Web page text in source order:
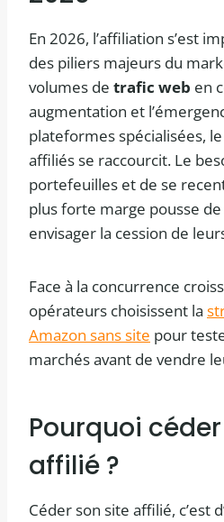
En 2026, l’affiliation s’est
des piliers majeurs du
volumes de trafic web en
augmentation et
plateformes spécialisées,
affiliés se raccourcit. Le
portefeuilles et de se
plus forte marge pousse
envisager la cession de
Face à la concurrence
opérateurs choisissent la
Amazon sans site pour
marchés avant de vendre
Pourquoi
affilié ?
Céder son site affilié, c’est